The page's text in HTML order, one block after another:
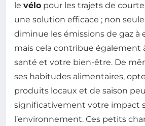
le vélo pour les trajets de
une solution efficace ; non
diminue les émissions de gaz à
mais cela contribue également
santé et votre bien-être. De
ses habitudes alimentaires,
produits locaux et de saison
significativement votre impact
l’environnement. Ces petits